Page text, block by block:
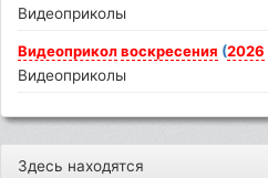
Видеоприколы
Видеоприкол воскресения (2026
Видеоприколы
Здесь находятся